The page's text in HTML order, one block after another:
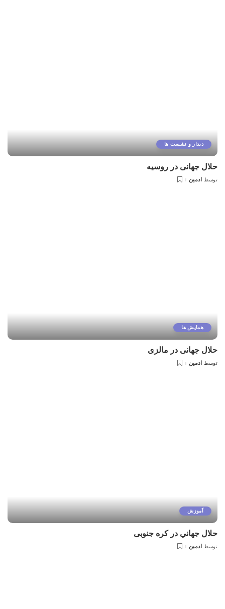
دیدار و نشست ها
حلال جهانی در روسیه
توسط ادمین
همایش ها
حلال جهانی در مالزی
توسط ادمین
آموزش
حلال جهاني در كره جنوبی
توسط ادمین